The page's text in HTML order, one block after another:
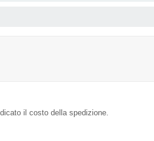
il costo della spedizione.